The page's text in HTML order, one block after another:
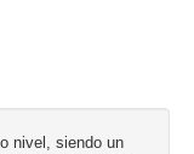
nivel, siendo un